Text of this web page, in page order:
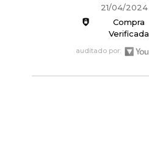
21/04/2024
Compra
Verificada
auditado por: